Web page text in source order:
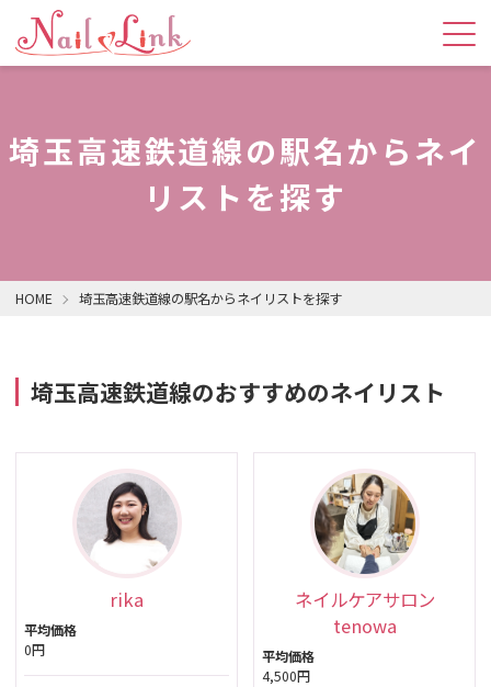
埼玉高速鉄道線の駅名からネイ
リストを探す
HOME 埼玉高速鉄道線の駅名からネイリストを探す
埼玉高速鉄道線のおすすめのネイリスト
rika
平均価格
0円
ネイルケアサロン
tenowa
平均価格
4,500円